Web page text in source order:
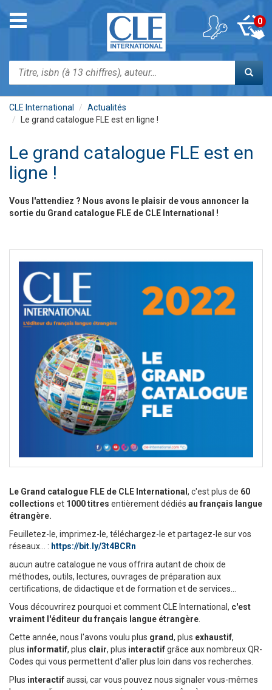
contenu
Toggle
navigation
Rechercher
0
CLE International
Actualités
Le grand catalogue FLE est en ligne !
Le grand catalogue FLE est en
ligne !
Vous l'attendiez ? Nous avons le plaisir de vous annoncer la
sortie du Grand catalogue FLE de CLE International !
Le Grand catalogue FLE de CLE International , c'est plus de 60
collections et 1000 titres entièrement dédiés au français langue
étrangère.
Feuilletez-le, imprimez-le, téléchargez-le et partagez-le sur vos
réseaux... : https://bit.ly/3t4BCRn
aucun autre catalogue ne vous offrira autant de choix de
méthodes, outils, lectures, ouvrages de préparation aux
certifications, de didactique et de formation et de services...
Vous découvrirez pourquoi et comment CLE International, c'est
vraiment l'éditeur du français langue étrangère.
Cette année, nous l'avons voulu plus grand, plus exhaustif,
plus informatif, plus clair, plus interactifgrâce aux nombreux QR-
Codes qui vous permettent d'aller plus loin dans vos recherches.
Plus interactifaussi, car vous pouvez nous signaler vous-mêmes